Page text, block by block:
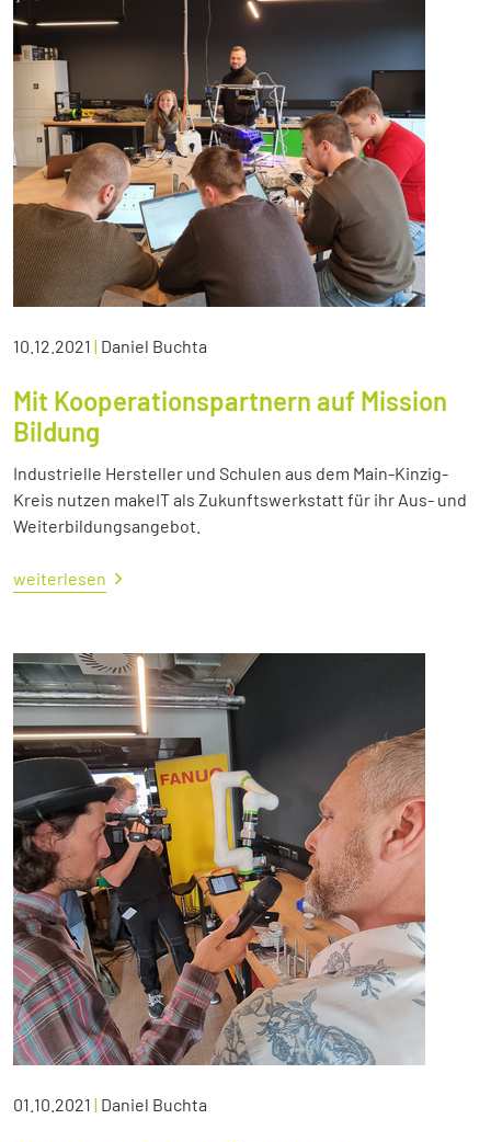
10.12.2021 | Daniel Buchta
Mit Kooperationspartnern auf Mission
Bildung
Industrielle Hersteller und Schulen aus dem Main-Kinzig-
Kreis nutzen makeIT als Zukunftswerkstatt für ihr Aus- und
Weiterbildungsangebot.
weiterlesen
01.10.2021 | Daniel Buchta